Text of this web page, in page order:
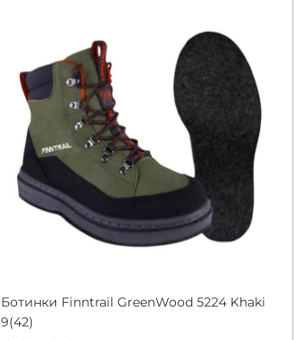
Ботинки Finntrail GreenWood 5224 Khaki
9(42)